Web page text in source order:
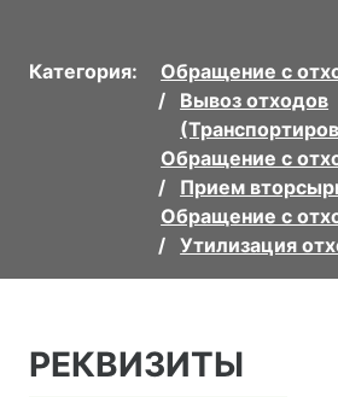
Категория:
Обращение с
Вывоз отходов
Обращение с
Прием
Обращение с
Утилизация
РЕКВИЗИТЫ